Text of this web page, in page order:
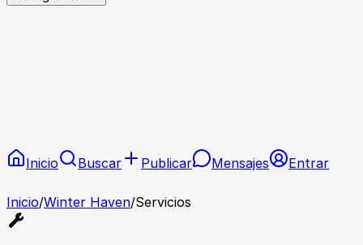
Inicio Buscar Publicar Mensajes Entrar
Inicio/Winter Haven/Servicios